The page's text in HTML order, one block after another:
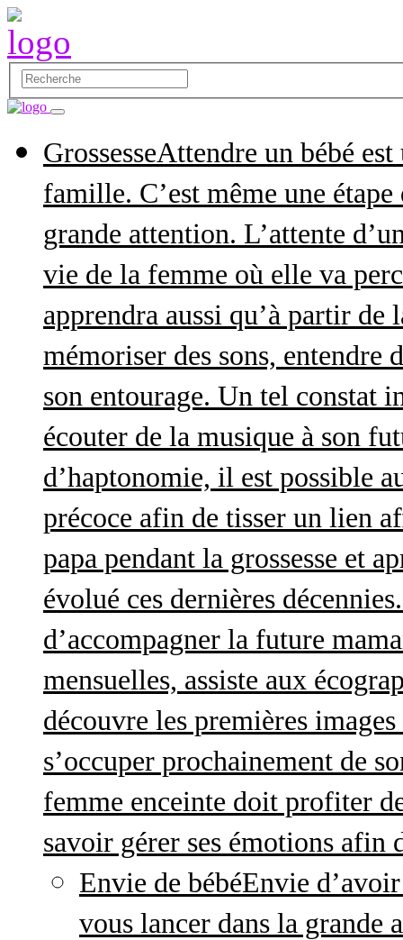
GrossesseAttendre un bébé
famille. C’est même une
grande attention. L’attente
vie de la femme où elle va
apprendra aussi qu’à partir
mémoriser des sons, entendre
son entourage. Un tel constat
écouter de la musique à son
d’haptonomie, il est possible
précoce afin de tisser un lien
papa pendant la grossesse et
évolué ces dernières
d’accompagner la future
mensuelles, assiste aux
découvre les premières
s’occuper prochainement de
femme enceinte doit profiter
savoir gérer ses émotions
Envie de bébéEnvie
vous lancer dans la grande